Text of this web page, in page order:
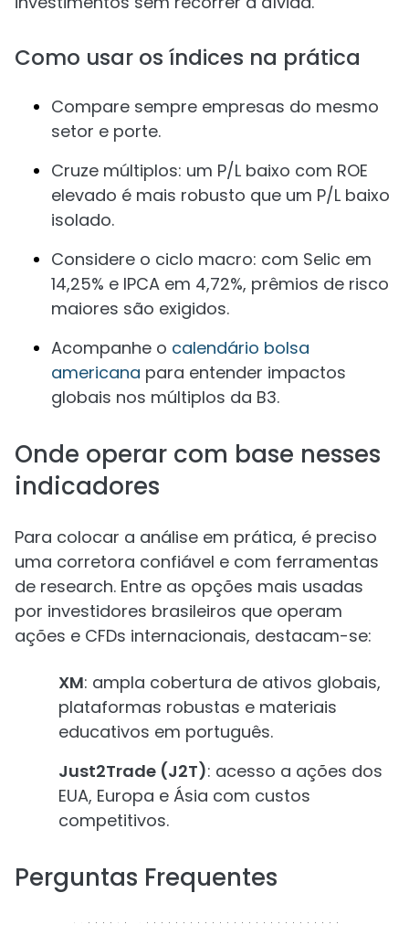
Como usar os índices na prática
Compare sempre empresas do mesmo
setor e porte.
Cruze múltiplos: um P/L baixo com ROE
elevado é mais robusto que um P/L baixo
isolado.
Considere o ciclo macro: com Selic em
14,25% e IPCA em 4,72%, prêmios de risco
maiores são exigidos.
Acompanhe o calendário bolsa
americana para entender impactos
globais nos múltiplos da B3.
Onde operar com base nesses
indicadores
Para colocar a análise em prática, é preciso
uma corretora confiável e com ferramentas
de research. Entre as opções mais usadas
por investidores brasileiros que operam
ações e CFDs internacionais, destacam-se:
XM: ampla cobertura de ativos globais,
plataformas robustas e materiais
educativos em português.
Just2Trade (J2T): acesso a ações dos
EUA, Europa e Ásia com custos
competitivos.
Perguntas Frequentes